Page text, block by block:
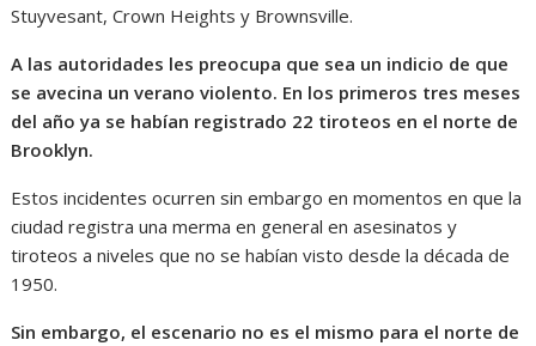
Stuyvesant, Crown Heights y Brownsville.
A las autoridades les preocupa que sea un indicio de que
se avecina un verano violento. En los primeros tres meses
del año ya se habían registrado 22 tiroteos en el norte de
Brooklyn.
Estos incidentes ocurren sin embargo en momentos en que la
ciudad registra una merma en general en asesinatos y
tiroteos a niveles que no se habían visto desde la década de
1950.
Sin embargo, el escenario no es el mismo para el norte de